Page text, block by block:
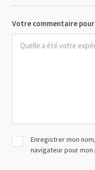
Votre commentaire
Enregistrer mon
navigateur pour